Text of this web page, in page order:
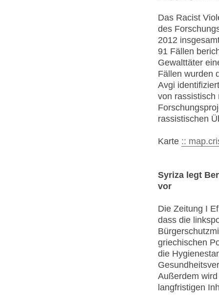
Das Racist
des
2012
91 Fällen
Gewalttäter
Fällen wurden
Avgi
von rassistisch
rassistischen
Karte ::
Syriza legt
vor
Die Zeitung I
dass die
griechischen
die
Außerdem
langfristigen